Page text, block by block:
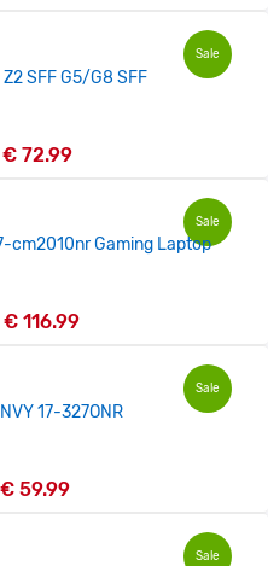
Sale
SFF G5/G8 SFF
€ 72.99
Sale
cm2010nr Gaming Laptop
€ 116.99
Sale
17-327ONR
€ 59.99
Sale